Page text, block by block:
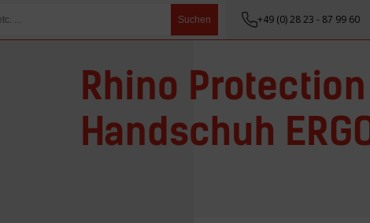
Suchen +49 (0) 28 23 - 87 99 60
Rhino Protection
Handschuh